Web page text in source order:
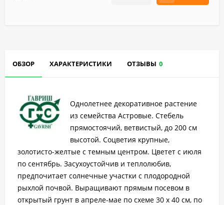
ОБЗОР ХАРАКТЕРИСТИКИ ОТЗЫВЫ 0
Однолетнее декоративное растение
из семейства Астровые. Стебель
прямостоячий, ветвистый, до 200 см
высотой. Соцветия крупные,
золотисто-желтые с темным центром. Цветет с июля
по сентябрь. Засухоустойчив и теплолюбив,
предпочитает солнечные участки с плодородной
рыхлой почвой. Выращивают прямым посевом в
открытый грунт в апреле-мае по схеме 30 х 40 см, по